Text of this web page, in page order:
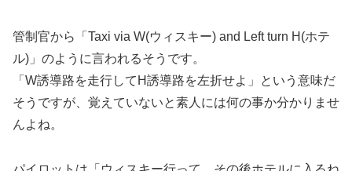
管制官から「Taxi via W(ウィスキー) and Left turn H(ホテ
ル)」のように言われるそうです。
「W誘導路を走行してH誘導路を左折せよ」という意味だ
そうですが、覚えていないと素人には何の事か分かりませ
んよね。